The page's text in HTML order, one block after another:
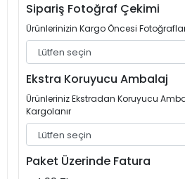
Sipariş Fotoğraf Çekimi
Ürünlerinizin Kargo Öncesi
Ekstra Koruyucu Ambalaj
Ürünleriniz Ekstradan Koruyucu
Kargolanır
Paket Üzerinde Fatura